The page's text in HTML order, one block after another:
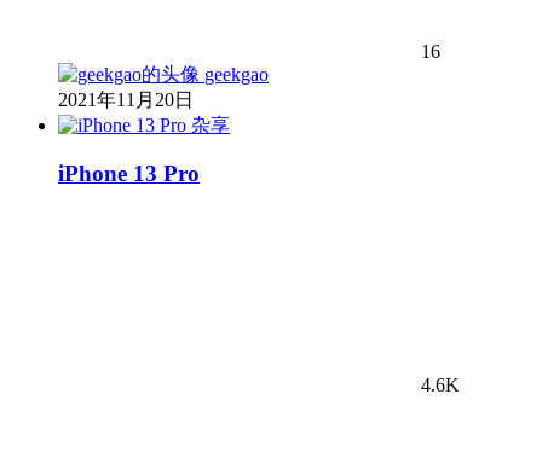
16
geekgao
2021年11月20日
杂享
iPhone 13 Pro
4.6K